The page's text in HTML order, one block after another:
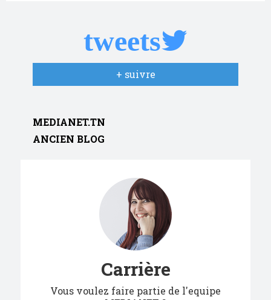
tweets
+ suivre
MEDIANET.TN
ANCIEN BLOG
Carrière
Vous voulez faire partie de l'equipe